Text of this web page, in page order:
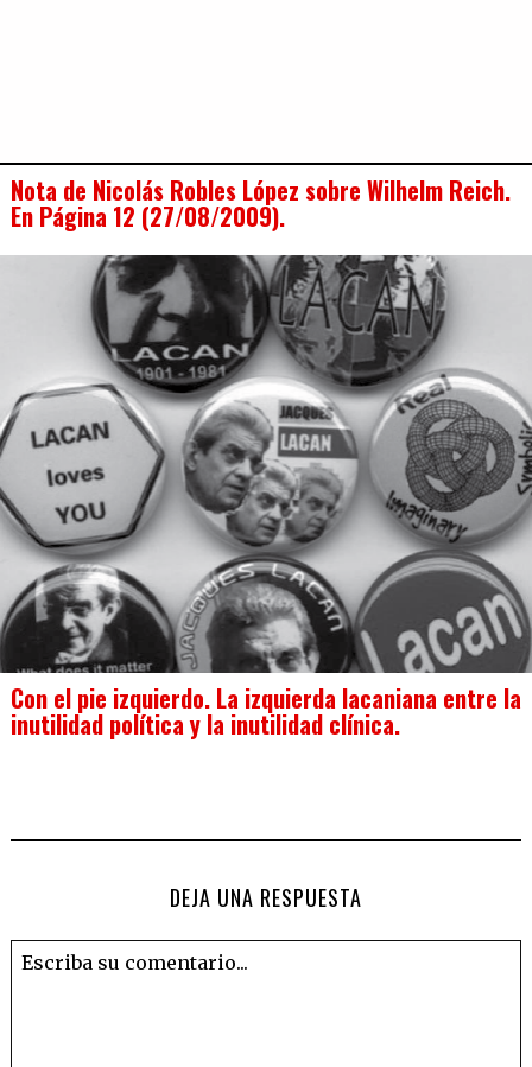
Nota de Nicolás Robles López sobre Wilhelm Reich.
En Página 12 (27/08/2009).
Con el pie izquierdo. La izquierda lacaniana entre la
inutilidad política y la inutilidad clínica.
DEJA UNA RESPUESTA